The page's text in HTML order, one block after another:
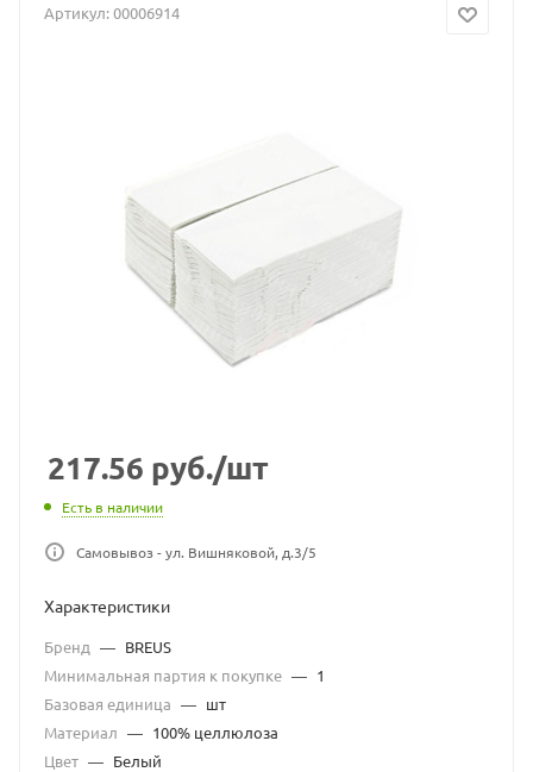
Артикул:00006914
217.56 руб./шт
Есть в наличии
Самовывоз - ул. Вишняковой, д.3/5
Характеристики
Бренд — BREUS
Минимальная партия к покупке — 1
Базовая единица — шт
Материал — 100% целлюлоза
Цвет — Белый